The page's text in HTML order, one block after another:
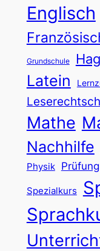
Englisch
Grundschule
Latein
Mathe
Nachhilfe
Physik Prüfung
Spezialkurs